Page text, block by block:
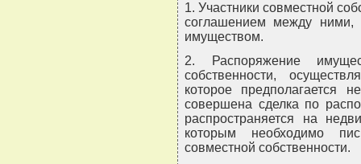
1. Участники совместной
соглашением между
имуществом.
2. Распоряжение
собственности,
которое предполагается
совершена сделка по
распространяется на
которым необходимо
совместной собственности.